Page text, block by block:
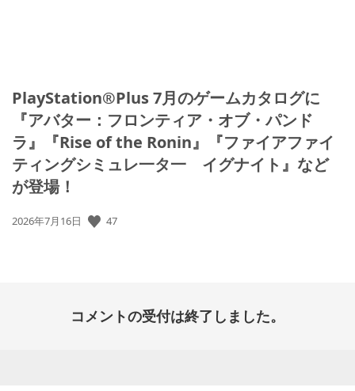
PlayStation®Plus 7月のゲームカタログに
『アバター：フロンティア・オブ・パンド
ラ』『Rise of the Ronin』『ファイアファイ
ティングシミュレ一タ一 イグナイト』など
が登場！
公
2026年7月16日 47
コメントの受付は終了しました。